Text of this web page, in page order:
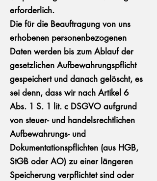
erforderlich.
Die für die Beauftragung von uns
erhobenen personenbezogenen
Daten werden bis zum Ablauf der
gesetzlichen Aufbewahrungspflicht
gespeichert und danach gelöscht, es
sei denn, dass wir nach Artikel 6
Abs. 1 S. 1 lit. c DSGVO aufgrund
von steuer- und handelsrechtlichen
Aufbewahrungs- und
Dokumentationspflichten (aus HGB,
StGB oder AO) zu einer längeren
Speicherung verpflichtet sind oder